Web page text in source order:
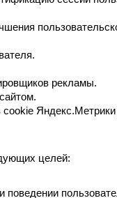
рекламы.
целей: